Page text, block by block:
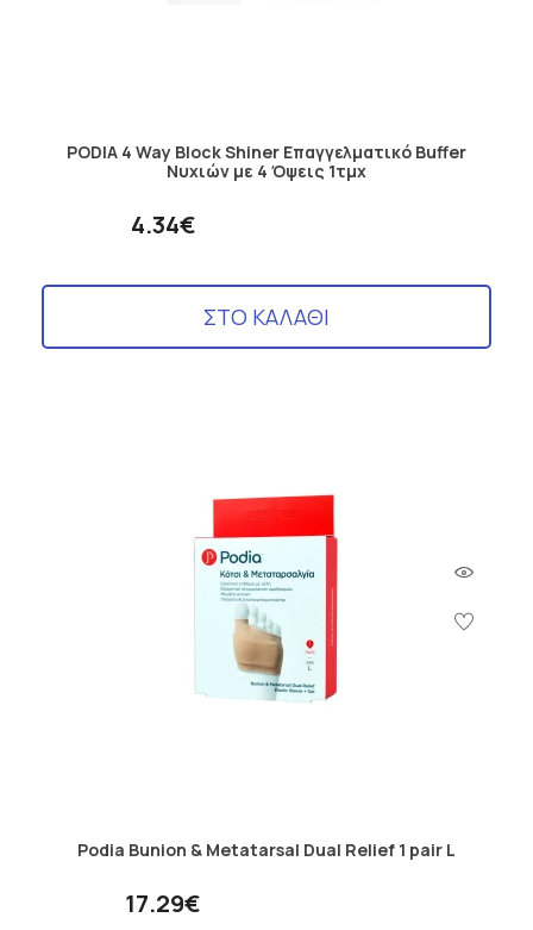
PODIA 4 Way Block Shiner Επαγγελματικό Buffer
Νυχιών με 4 Όψεις 1τμχ
4.34€
ΣΤΟ ΚΑΛΑΘΙ
Podia Bunion & Metatarsal Dual Relief 1 pair L
17.29€